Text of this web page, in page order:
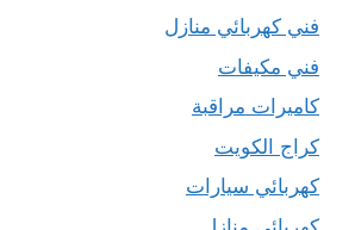
فني كهربائي منازل
فني مكيفات
كاميرات مراقبة
كراج الكويت
كهربائي سيارات